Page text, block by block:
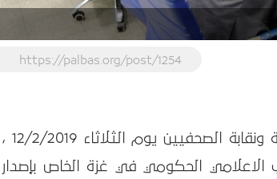
https://palbas.org/post/1254
عقدت الكتل الصحفية والمؤسسات الإعلامية والحقوقية ونقابة الصحفيين يوم الثلاثاء 12/2/2019 ،
الاعلامي الحكومي في غزة الخاص بإصدار